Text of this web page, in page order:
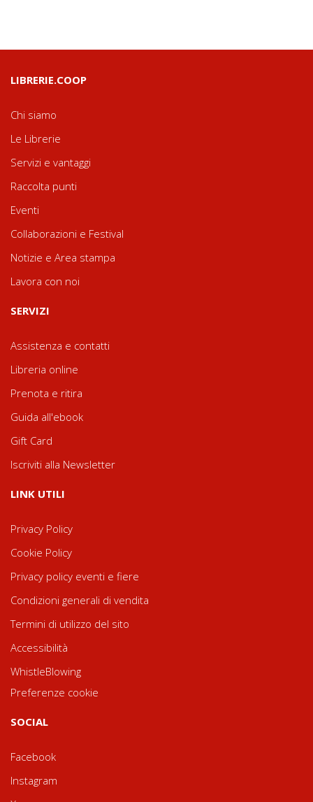
LIBRERIE.COOP
Chi siamo
Le Librerie
Servizi e vantaggi
Raccolta punti
Eventi
Collaborazioni e Festival
Notizie e Area stampa
Lavora con noi
SERVIZI
Assistenza e contatti
Libreria online
Prenota e ritira
Guida all'ebook
Gift Card
Iscriviti alla Newsletter
LINK UTILI
Privacy Policy
Cookie Policy
Privacy policy eventi e fiere
Condizioni generali di vendita
Termini di utilizzo del sito
Accessibilità
WhistleBlowing
Preferenze cookie
SOCIAL
Facebook
Instagram